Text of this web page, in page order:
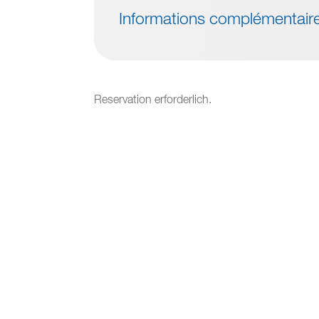
Informations
Reservation erforderlich.